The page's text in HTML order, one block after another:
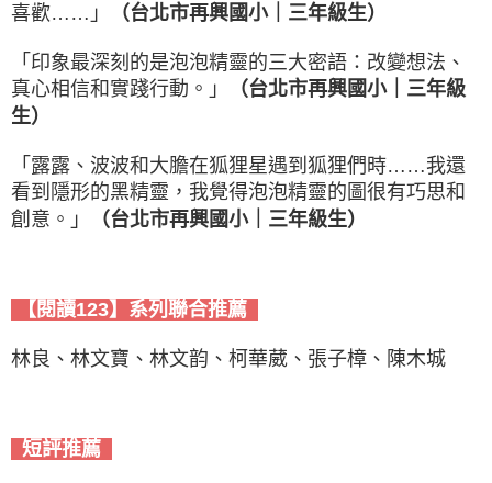
喜歡……」
（台北市再興國小｜三年級生）
「印象最深刻的是泡泡精靈的三大密語：改變想法、
真心相信和實踐行動。」
（台北市再興國小｜三年級
生）
「露露、波波和大膽在狐狸星遇到狐狸們時……我還
看到隱形的黑精靈，我覺得泡泡精靈的圖很有巧思和
創意。」
（台北市再興國小｜三年級生）
【閱讀123】系列聯合推薦
林良、林文寶、林文韵、柯華葳、張子樟、陳木城
短評推薦